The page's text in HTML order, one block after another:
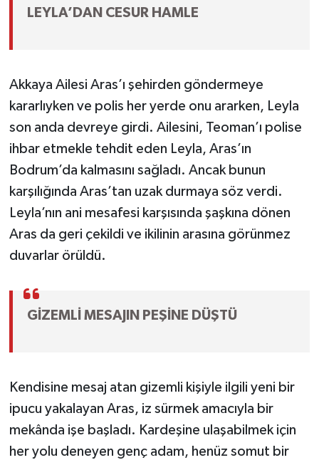
LEYLA’DAN CESUR HAMLE
Akkaya Ailesi Aras’ı şehirden göndermeye
kararlıyken ve polis her yerde onu ararken, Leyla
son anda devreye girdi. Ailesini, Teoman’ı polise
ihbar etmekle tehdit eden Leyla, Aras’ın
Bodrum’da kalmasını sağladı. Ancak bunun
karşılığında Aras’tan uzak durmaya söz verdi.
Leyla’nın ani mesafesi karşısında şaşkına dönen
Aras da geri çekildi ve ikilinin arasına görünmez
duvarlar örüldü.
GİZEMLİ MESAJIN PEŞİNE DÜŞTÜ
Kendisine mesaj atan gizemli kişiyle ilgili yeni bir
ipucu yakalayan Aras, iz sürmek amacıyla bir
mekânda işe başladı. Kardeşine ulaşabilmek için
her yolu deneyen genç adam, henüz somut bir